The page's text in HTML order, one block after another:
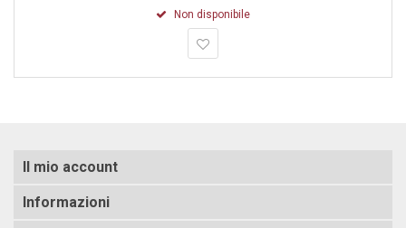
Non disponibile
Il mio account
Informazioni